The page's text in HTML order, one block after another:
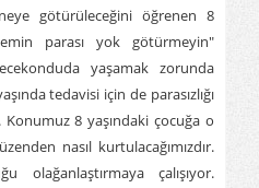
götürüleceğini öğrenen 8
parası yok götürmeyin"
yaşamak zorunda
tedavisi için de parasızlığı
8 yaşındaki çocuğa o
nasıl kurtulacağımızdır.
olağanlaştırmaya çalışıyor.